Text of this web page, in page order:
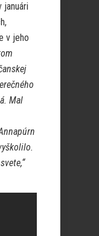
januári
v jeho
Mal